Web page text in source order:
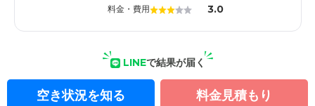
料金・費用 3.0
LINEで結果が届く
空き状況を知る 料金見積もり